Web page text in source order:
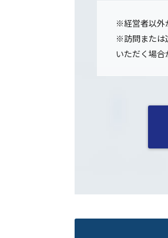
※経営者以外
※訪問または
いただく場合